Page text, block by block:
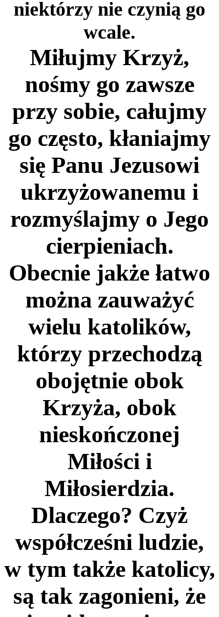
niektórzy nie czynią go
wcale.
Miłujmy Krzyż,
nośmy go zawsze
przy sobie, całujmy
go często, kłaniajmy
się Panu Jezusowi
ukrzyżowanemu i
rozmyślajmy o Jego
cierpieniach.
Obecnie jakże łatwo
można zauważyć
wielu katolików,
którzy przechodzą
obojętnie obok
Krzyża, obok
nieskończonej
Miłości i
Miłosierdzia.
Dlaczego? Czyż
współcześni ludzie,
w tym także katolicy,
są tak zagonieni, że